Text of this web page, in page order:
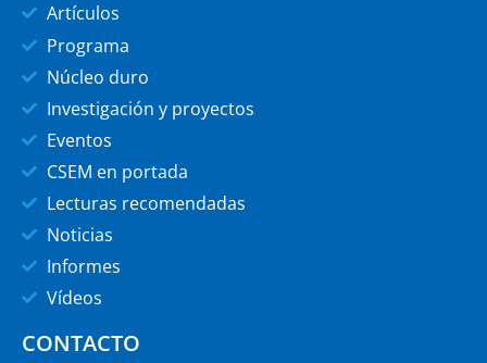
Artículos
Programa
Núcleo duro
Investigación y proyectos
Eventos
CSEM en portada
Lecturas recomendadas
Noticias
Informes
Vídeos
CONTACTO